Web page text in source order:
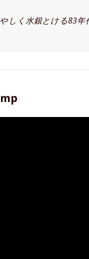
く水銀とける83年